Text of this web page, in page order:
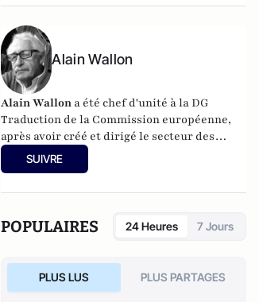
Alain Wallon
Alain Wallon a été chef d'unité à la DG
Traduction de la Commission européenne,
après avoir créé et dirigé le secteur des
drogues synthétiques à l'Observatoire
européen des drogues et des toxicomanies,
du desk Etranger du quotidien
Libération
Alain Wallon est diplômé en anthropologie
Etudes, VIème section devenue
ultérieurement l'Ehess.
SUIVRE
POPULAIRES 24 Heures 7 Jours
PLUS LUS PLUS PARTAGES